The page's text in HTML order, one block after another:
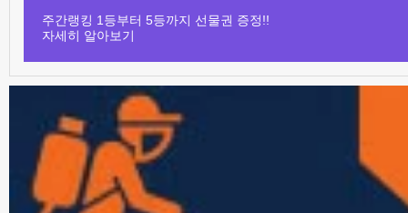
주간랭킹 1등부터 5등까지 선물권 증정!!
자세히 알아보기